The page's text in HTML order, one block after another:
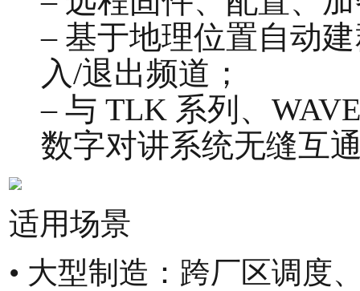
– 基于地理位置自动
入/退出频道；
– 与 TLK 系列、
数字对讲系统无缝互
适用场景
• 大型制造：跨厂区调度